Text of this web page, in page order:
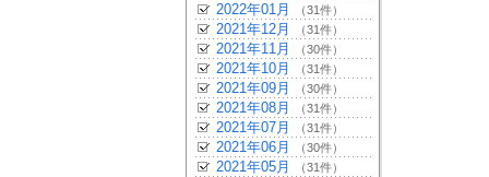
2022年01月 （31件）
2021年12月 （31件）
2021年11月 （30件）
2021年10月 （31件）
2021年09月 （30件）
2021年08月 （31件）
2021年07月 （31件）
2021年06月 （30件）
2021年05月 （31件）